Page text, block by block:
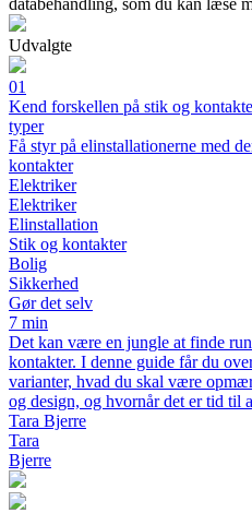
databehandling, som du kan læse
Udvalgte
01
Kend forskellen på stik og
typer
Få styr på elinstallationerne med
kontakter
Elektriker
Elektriker
Elinstallation
Stik og kontakter
Bolig
Sikkerhed
Gør det selv
7 min
Det kan være en jungle at finde
kontakter. I denne guide får du
varianter, hvad du skal være
og design, og hvornår det er tid til
Tara Bjerre
Tara
Bjerre